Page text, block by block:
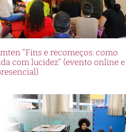
“Fins e recomeços: como
com lucidez” (evento online e